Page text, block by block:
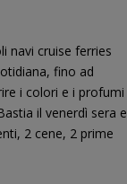
navi cruise ferries
fino ad
i colori e i profumi
il venerdì sera e
2 cene, 2 prime